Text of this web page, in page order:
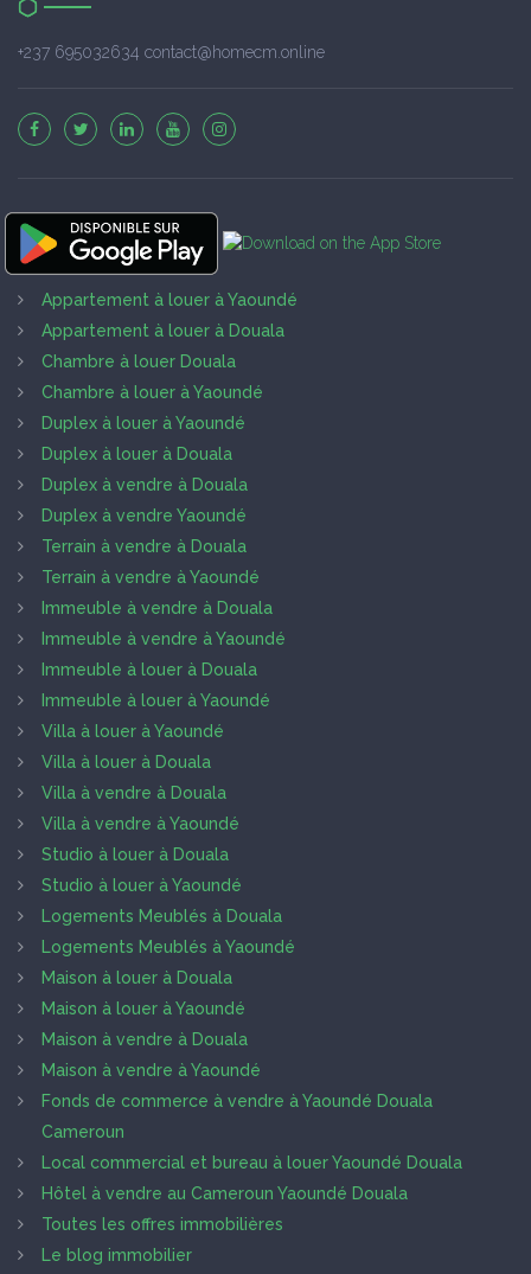
+237 695032634 contact@homecm.online
Appartement à louer à Yaoundé
Appartement à louer à Douala
Chambre à louer Douala
Chambre à louer à Yaoundé
Duplex à louer à Yaoundé
Duplex à louer à Douala
Duplex à vendre à Douala
Duplex à vendre Yaoundé
Terrain à vendre à Douala
Terrain à vendre à Yaoundé
Immeuble à vendre à Douala
Immeuble à vendre à Yaoundé
Immeuble à louer à Douala
Immeuble à louer à Yaoundé
Villa à louer à Yaoundé
Villa à louer à Douala
Villa à vendre à Douala
Villa à vendre à Yaoundé
Studio à louer à Douala
Studio à louer à Yaoundé
Logements Meublés à Douala
Logements Meublés à Yaoundé
Maison à louer à Douala
Maison à louer à Yaoundé
Maison à vendre à Douala
Maison à vendre à Yaoundé
Fonds de commerce à vendre à Yaoundé Douala
Cameroun
Local commercial et bureau à louer Yaoundé Douala
Hôtel à vendre au Cameroun Yaoundé Douala
Toutes les offres immobilières
Le blog immobilier